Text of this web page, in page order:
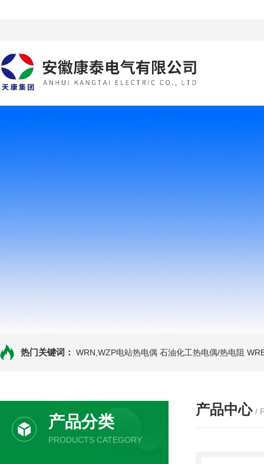
热门关键词： WRN,WZP电站热电偶 石油化工热电偶/热电阻
产品分类
PRODUCTS CATEGORY
产品中心 /